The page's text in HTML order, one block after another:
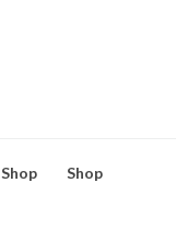
Shop Shop